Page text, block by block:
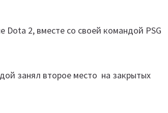
2, вместе со своей командой PSG
занял второе место на закрытых